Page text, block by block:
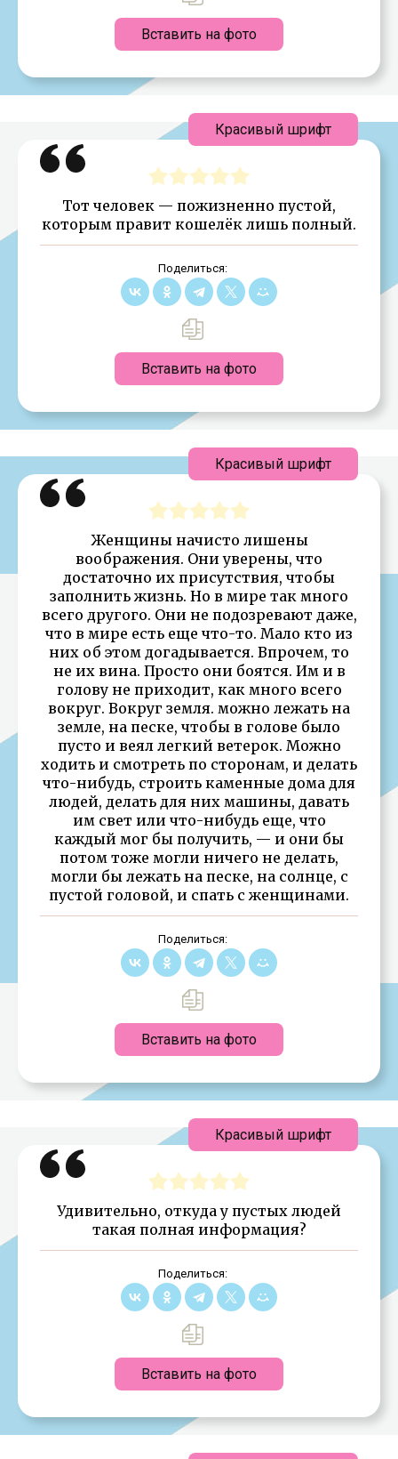
Вставить на фото
Тот человек — пожизненно пустой,
которым правит кошелёк лишь полный.
Поделиться:
Вставить на фото
Красивый шрифт
Женщины начисто лишены
воображения. Они уверены, что
достаточно их присутствия, чтобы
заполнить жизнь. Но в мире так много
всего другого. Они не подозревают даже,
что в мире есть еще что-то. Мало кто из
них об этом догадывается. Впрочем, то
не их вина. Просто они боятся. Им и в
голову не приходит, как много всего
вокруг. Вокруг земля. можно лежать на
земле, на песке, чтобы в голове было
пусто и веял легкий ветерок. Можно
ходить и смотреть по сторонам, и делать
что-нибудь, строить каменные дома для
людей, делать для них машины, давать
им свет или что-нибудь еще, что
каждый мог бы получить, — и они бы
потом тоже могли ничего не делать,
могли бы лежать на песке, на солнце, с
пустой головой, и спать с женщинами.
Поделиться:
Вставить на фото
Красивый шрифт
Удивительно, откуда у пустых людей
такая полная информация?
Поделиться:
Вставить на фото
Красивый шрифт